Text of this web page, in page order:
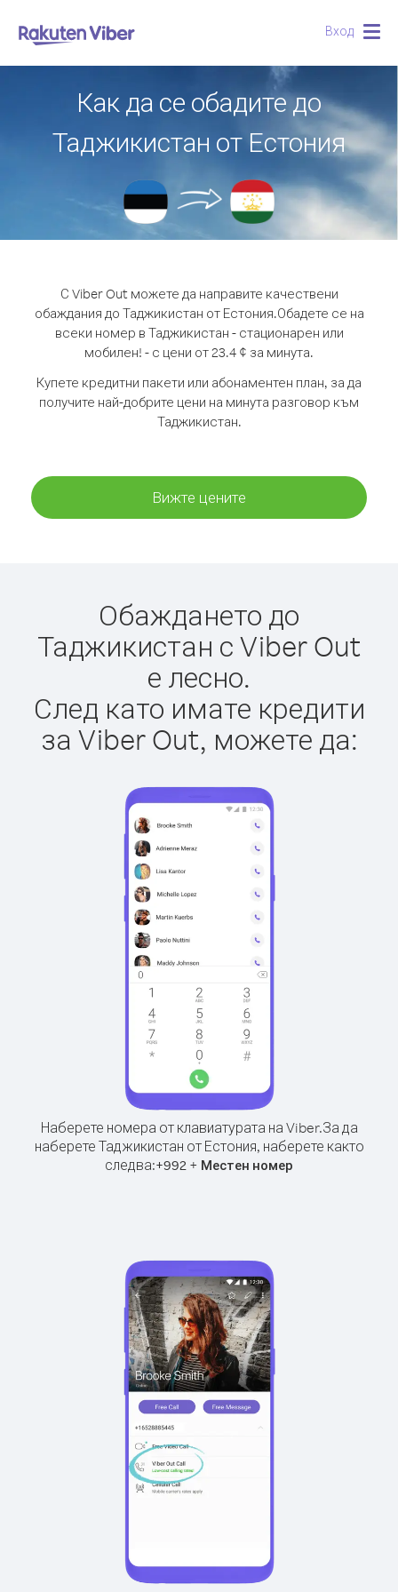
Вход
Как да се обадите до
Таджикистан от Естония
С Viber Out можете да направите качествени
обаждания до Таджикистан от Естония.Обадете се на
всеки номер в Таджикистан - стационарен или
мобилен! - с цени от 23.4 ¢ за минута.
Купете кредитни пакети или абонаментен план, за да
получите най-добрите цени на минута разговор към
Таджикистан.
Вижте цените
Обаждането до
Таджикистан с Viber Out
е лесно.
След като имате кредити
за Viber Out, можете да:
Наберете номера от клавиатурата на Viber.За да
наберете Таджикистан от Естония, наберете както
следва:+992 + Местен номер